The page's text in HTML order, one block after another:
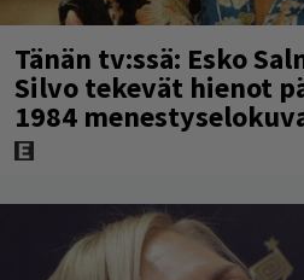
Tänän tv:ssä: Esko
Silvo tekevät hienot
1984